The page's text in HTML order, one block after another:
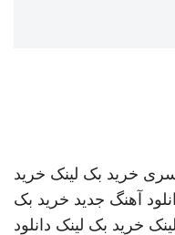
خرید بک لینک خرید
آهنگ جدید خرید بک
خرید بک لینک دانلود